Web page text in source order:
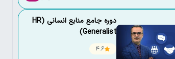
دوره جامع منابع انسانی (HR
Generalist)
4.6